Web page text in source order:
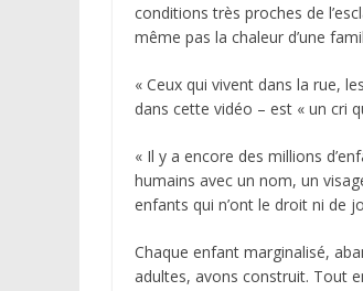
conditions très proches de
même pas la chaleur d’une
« Ceux qui vivent dans la rue,
dans cette vidéo – est « un cri
« Il y a encore des millions
humains avec un nom, un
enfants qui n’ont le droit ni de
Chaque enfant marginalisé,
adultes, avons construit. Tout